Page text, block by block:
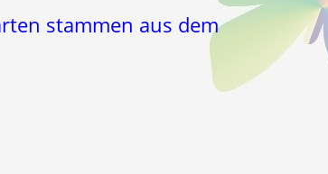
stammen aus dem